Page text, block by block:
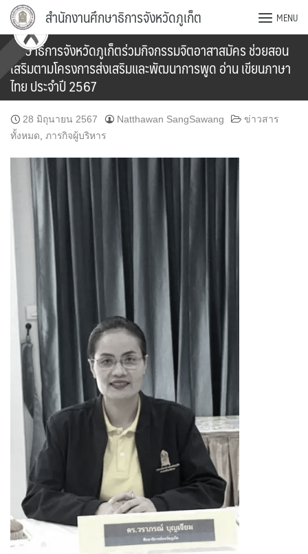
Skip
content
สำนักงานศึกษาธิการจังหวัดภูเก็ต MENU
ศึกษาธิการจังหวัดภูเก็ตร่วมกิจกรรมจิตอาสาสมัคร ช่วยสอน
เสริมตามโครงการส่งเสริมและพัฒนาการพูด อ่าน เขียนภาษา
ไทย ประจำปี 2567
28 มิถุนายน 2567 Natthawan SangSawang
ข่าวสาร
ทั้งหมด ภารกิจผู้บริหาร